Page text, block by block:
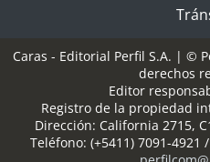
Caras - Editorial Perfil S.A. | ©
derechos
Editor
Registro de la propiedad
Dirección: California 2715,
Teléfono: (+5411) 7091-4921 /